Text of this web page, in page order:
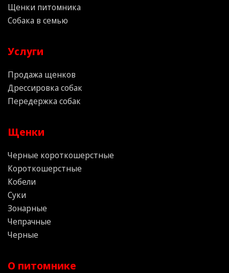
Щенки питомника
Собака в семью
Услуги
Продажа щенков
Дрессировка собак
Передержка собак
Щенки
Черные короткошерстные
Короткошерстные
Кобели
Суки
Зонарные
Чепрачные
Черные
О питомнике